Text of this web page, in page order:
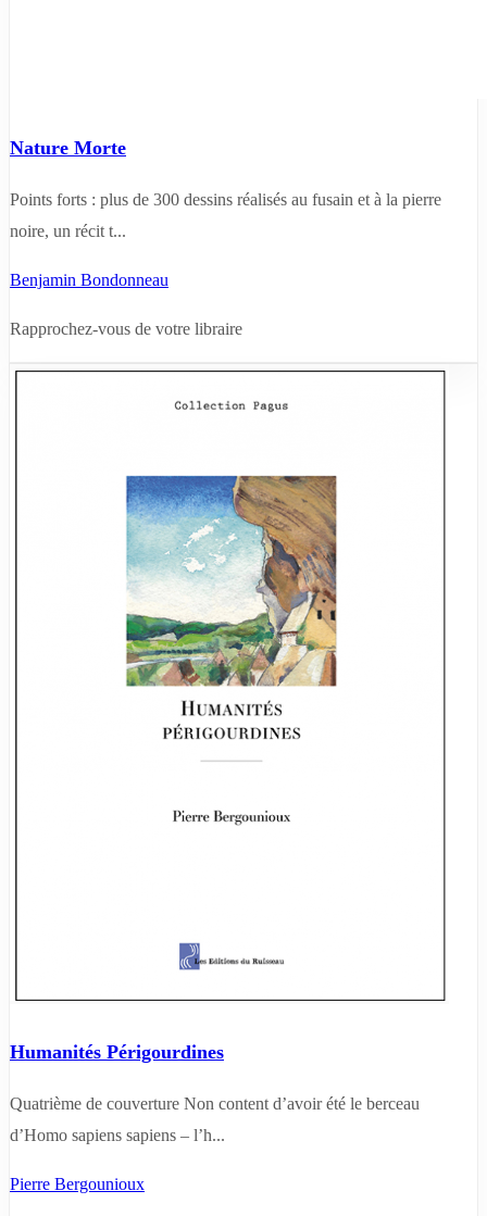
Nature Morte
Points forts : plus de 300 dessins réalisés au fusain et à la pierre
noire, un récit t...
Benjamin Bondonneau
Rapprochez-vous de votre libraire
Humanités Périgourdines
Quatrième de couverture Non content d’avoir été le berceau
d’Homo sapiens sapiens – l’h...
Pierre Bergounioux